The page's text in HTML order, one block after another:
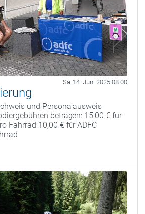
Sa. 14. Juni 2025 08:00
und Personalausweis
betragen: 15,00 € für
Fahrrad 10,00 € für ADFC